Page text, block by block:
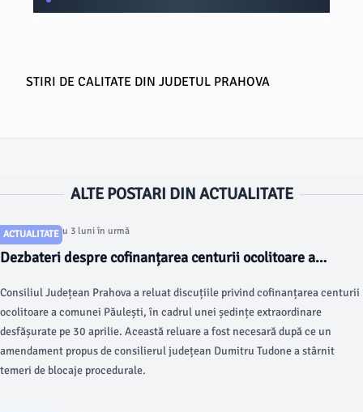
STIRI DE CALITATE DIN JUDETUL PRAHOVA
ALTE POSTARI DIN ACTUALITATE
ACTUALITATE
Articol postat cu 3 luni în urmă
Dezbateri despre cofinanțarea centurii ocolitoare a
Consiliul Județean Prahova a reluat discuțiile privind cofinanțarea centurii
ocolitoare a comunei Păulești, în cadrul unei ședințe extraordinare
desfășurate pe 30 aprilie. Această reluare a fost necesară după ce un
amendament propus de consilierul județean Dumitru Tudone a stârnit
temeri de blocaje procedurale.